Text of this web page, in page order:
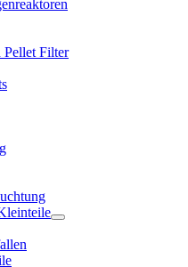
Pellet Filter